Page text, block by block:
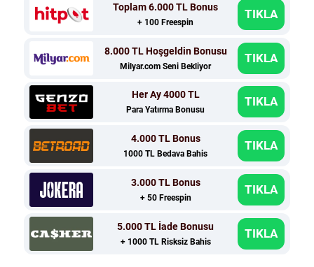
Toplam 6.000 TL Bonus
+ 100 Freespin
TIKLA
8.000 TL Hoşgeldin Bonusu
Milyar.com Seni Bekliyor
TIKLA
Her Ay 4000 TL
Para Yatırma Bonusu
TIKLA
4.000 TL Bonus
1000 TL Bedava Bahis
TIKLA
3.000 TL Bonus
+ 50 Freespin
TIKLA
5.000 TL İade Bonusu
+ 1000 TL Risksiz Bahis
TIKLA